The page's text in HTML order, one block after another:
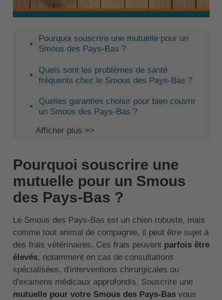
Pourquoi souscrire une mutuelle pour un
Smous des Pays-Bas ?
Quels sont les problèmes de santé
fréquents chez le Smous des Pays-Bas ?
Quelles garanties choisir pour bien couvrir
un Smous des Pays-Bas ?
Afficher plus >>
Pourquoi souscrire une
mutuelle pour un Smous
des Pays-Bas ?
Le Smous des Pays-Bas est un chien robuste, mais
comme tout animal de compagnie, il peut être sujet à
des frais vétérinaires. Ces frais peuvent parfois être
élevés, notamment en cas de consultations
spécialisées, d'interventions chirurgicales ou
d'examens médicaux approfondis. Souscrire une
mutuelle pour votre Smous des Pays-Basvous